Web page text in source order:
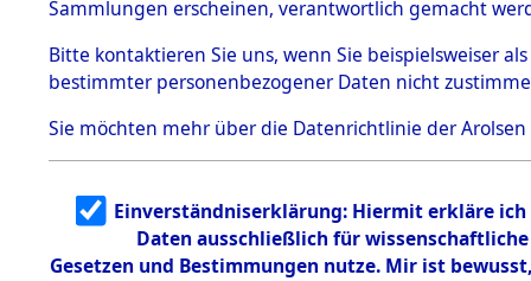
Todesmärsche
5.3.1 Alliierte
Erhebungen
zu
Todesmärsch
en
5.3.2
Identifizierun
g
5.3.3
Todesmärsch
Sammlungen erscheinen, verantwortlich gemacht
Bitte kontaktieren Sie uns, wenn Sie beispielsweiser
bestimmter personenbezogener Daten nicht
Sie möchten mehr über die Datenrichtlinie der Arolsen
Einverständniserklärung: Hiermit erkläre
Daten ausschließlich für
Gesetzen und Bestimmungen nutze. Mir ist